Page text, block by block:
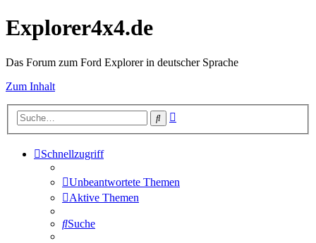
Explorer4x4.de
Das Forum zum Ford Explorer in deutscher Sprache
Zum Inhalt
Suche
Schnellzugriff
Unbeantwortete Themen
Aktive Themen
Suche